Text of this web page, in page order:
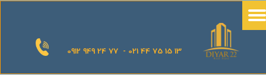
0912 949 24 77 - 021 44 75 15 13